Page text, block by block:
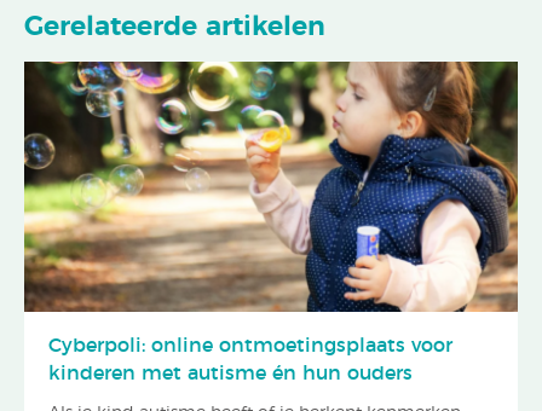
Gerelateerde artikelen
Cyberpoli: online ontmoetingsplaats voor
kinderen met autisme én hun ouders